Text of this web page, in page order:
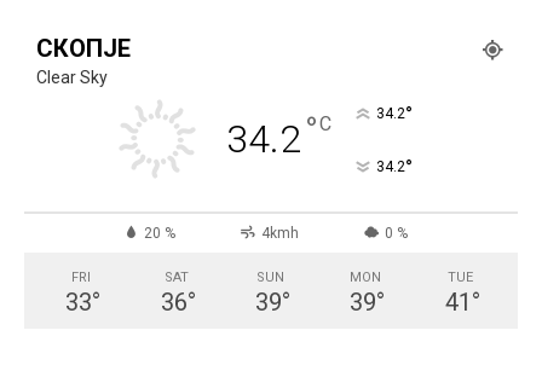
СКОПЈЕ
Clear Sky
34.2°C 34.2°
34.2°
20 % 4kmh 0 %
FRI
33°
SAT
36°
SUN
39°
MON
39°
TUE
41 °